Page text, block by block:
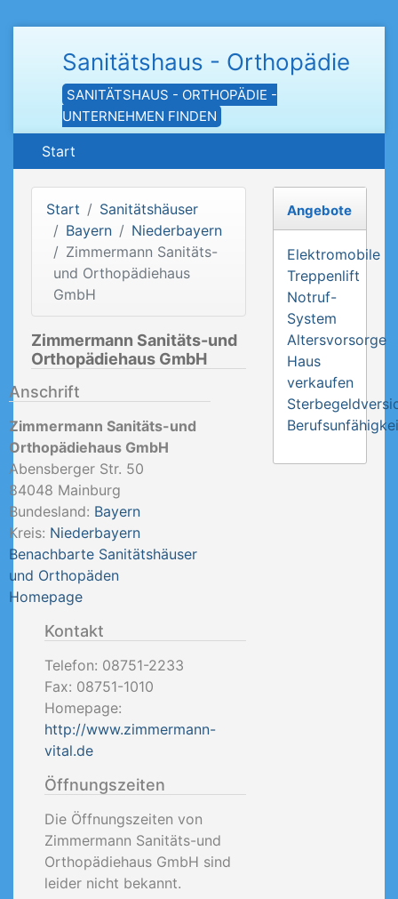
Sanitätshaus - Orthopädie
SANITÄTSHAUS - ORTHOPÄDIE -
UNTERNEHMEN FINDEN
Start
Start
Sanitätshäuser
Bayern
Niederbayern
Zimmermann Sanitäts-
und Orthopädiehaus
GmbH
Zimmermann Sanitäts-und
Orthopädiehaus GmbH
Anschrift
Zimmermann Sanitäts-und
Orthopädiehaus GmbH
Abensberger Str. 50
84048 Mainburg
Bundesland: Bayern
Kreis: Niederbayern
Benachbarte Sanitätshäuser
und Orthopäden
Homepage
Kontakt
Telefon: 08751-2233
Fax: 08751-1010
Homepage:
http://www.zimmermann-
vital.de
Öffnungszeiten
Die Öffnungszeiten von
Zimmermann Sanitäts-und
Orthopädiehaus GmbH sind
leider nicht bekannt.
Angebote
Elektromobile
Treppenlift
Notruf-
System
Altersvorsorge
Haus
verkaufen